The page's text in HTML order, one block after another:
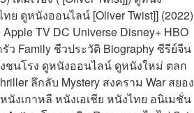
ย ดูหนังออนไลน์ [Oliver Twist]] (2022)
TV DC Universe Disney+ HBO
ว Family ชีวประวัติ Biography ซีรีย์จีน
ชนโรง ดูหนังออนไลน์ ดูหนังใหม่ ตลก
ลึกลับ Mystery สงคราม War สยอง
งเกาหลี หนังเอเชีย หนังไทย อนิเมชั่น